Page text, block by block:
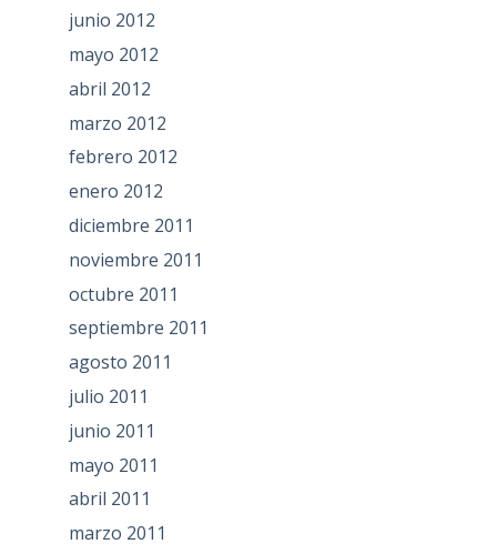
junio 2012
mayo 2012
abril 2012
marzo 2012
febrero 2012
enero 2012
diciembre 2011
noviembre 2011
octubre 2011
septiembre 2011
agosto 2011
julio 2011
junio 2011
mayo 2011
abril 2011
marzo 2011